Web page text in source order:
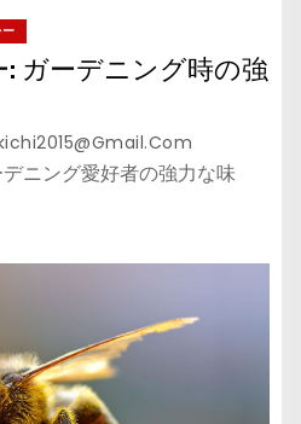
ガーデニング時の強
ニング愛好者の強力な味